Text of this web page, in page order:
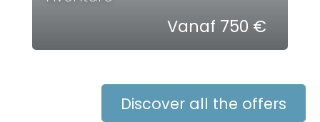
Vanaf 750 €
Discover all the offers